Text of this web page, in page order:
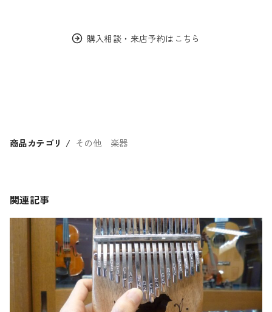
購入相談・来店予約はこちら
商品カテゴリ その他 楽器
関連記事